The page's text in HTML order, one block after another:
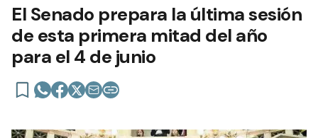
El Senado prepara la última sesión
de esta primera mitad del año
para el 4 de junio